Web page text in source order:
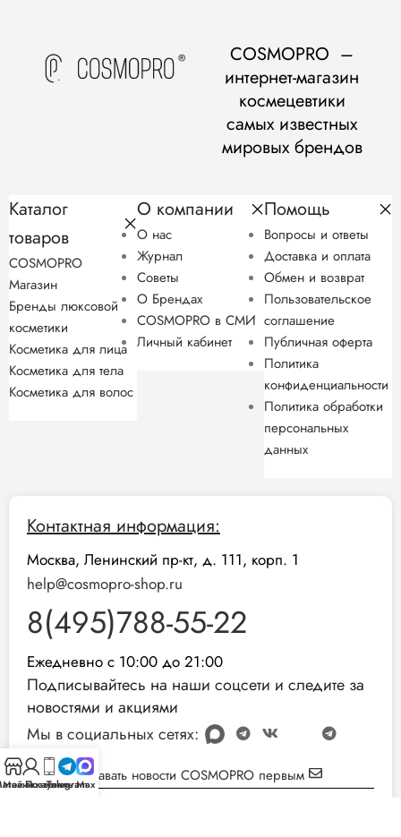
COSMOPRO –
интернет-магазин
космецевтики
самых известных
мировых брендов
Каталог
товаров
COSMOPRO
Магазин
Бренды люксовой
косметики
Косметика для лица
Косметика для тела
Косметика для волос
О компании
О нас
Журнал
Советы
О Брендах
COSMOPRO в СМИ
Личный кабинет
Помощь
Вопросы и ответы
Доставка и оплата
Обмен и возврат
Пользовательское
соглашение
Публичная оферта
Политика
конфиденциальности
Политика обработки
персональных
данных
Контактная информация:
Москва, Ленинский пр-кт, д. 111, корп. 1
help@cosmopro-shop.ru
8(495)788-55-22
Ежедневно с 10:00 до 21:00
Подписывайтесь на наши соцсети и следите за
новостями и акциями
Мы в социальных сетях:
Узнавать новости COSMOPRO первым
Мой аккаунт
Позвонить
Telegram
Max